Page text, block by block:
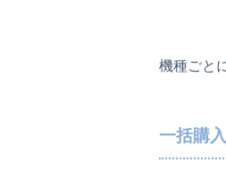
機種ごと
一括購